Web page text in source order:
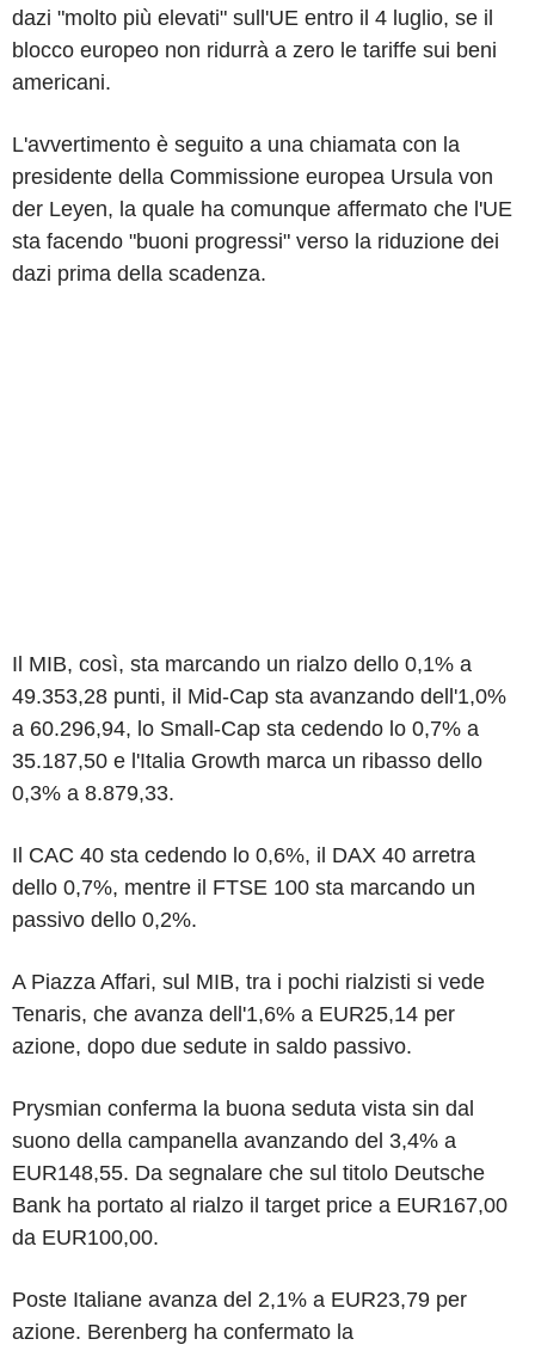
dazi "molto più elevati" sull'UE entro il 4 luglio, se il
blocco europeo non ridurrà a zero le tariffe sui beni
americani.
L'avvertimento è seguito a una chiamata con la
presidente della Commissione europea Ursula von
der Leyen, la quale ha comunque affermato che l'UE
sta facendo "buoni progressi" verso la riduzione dei
dazi prima della scadenza.
Il MIB, così, sta marcando un rialzo dello 0,1% a
49.353,28 punti, il Mid-Cap sta avanzando dell'1,0%
a 60.296,94, lo Small-Cap sta cedendo lo 0,7% a
35.187,50 e l'Italia Growth marca un ribasso dello
0,3% a 8.879,33.
Il CAC 40 sta cedendo lo 0,6%, il DAX 40 arretra
dello 0,7%, mentre il FTSE 100 sta marcando un
passivo dello 0,2%.
A Piazza Affari, sul MIB, tra i pochi rialzisti si vede
Tenaris, che avanza dell'1,6% a EUR25,14 per
azione, dopo due sedute in saldo passivo.
Prysmian conferma la buona seduta vista sin dal
suono della campanella avanzando del 3,4% a
EUR148,55. Da segnalare che sul titolo Deutsche
Bank ha portato al rialzo il target price a EUR167,00
da EUR100,00.
Poste Italiane avanza del 2,1% a EUR23,79 per
azione. Berenberg ha confermato la